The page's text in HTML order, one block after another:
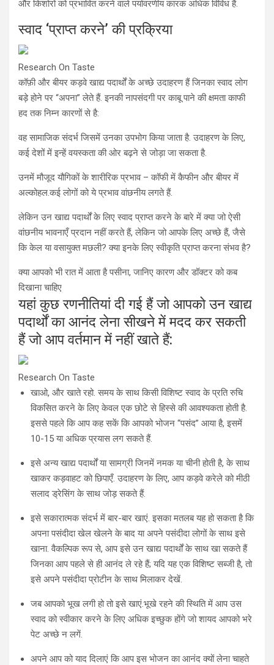
और किशोरों को प्रभावित करने वाले पर्यावरणीय कारक अधिक विविध हैं.
स्वाद ‘प्राप्त करने’ की प्रक्रिया
Research On Taste
कॉफ़ी और बीयर कड़वे खाद्य पदार्थों के अच्छे उदाहरण हैं जिनका स्वाद लोग
बड़े होने पर “अपना” लेते हैं. इनकी नापसंदगी पर काबू पाने की क्षमता काफी
हद तक निम्न कारणों से है:
वह सामाजिक संदर्भ जिसमें उनका उपभोग किया जाता है. उदाहरण के लिए,
कई देशों में इन्हें वयस्कता की ओर बढ़ने से जोड़ा जा सकता है.
उनमें मौजूद यौगिकों के शारीरिक प्रभाव – कॉफी में कैफीन और बीयर में
अल्कोहल.कई लोगों को ये प्रभाव वांछनीय लगते हैं.
लेकिन उन खाद्य पदार्थों के लिए स्वाद प्राप्त करने के बारे में क्या जो ऐसी
वांछनीय भावनाएँ प्रदान नहीं करते हैं, लेकिन जो आपके लिए अच्छे हैं, जैसे
कि केल या वसायुक्त मछली? क्या इनके लिए स्वीकृति प्राप्त करना संभव है?
क्या आपको भी रात में आता है पसीना, जानिए कारण और डॉक्टर को कब
दिखाना चाहिए
यहां कुछ रणनीतियां दी गई हैं जो आपको उन खाद्य
पदार्थों का आनंद लेना सीखने में मदद कर सकती
हैं जो आप वर्तमान में नहीं खाते हैं:
Research On Taste
खाओ, और खाते रहो. समय के साथ किसी विशिष्ट स्वाद के प्रति रुचि
विकसित करने के लिए केवल एक छोटे से हिस्से की आवश्यकता होती है.
इससे पहले कि आप कह सकें कि आपको भोजन “पसंद” आया है, इसमें
10-15 या अधिक प्रयास लग सकते हैं.
इसे अन्य खाद्य पदार्थों या सामग्री जिनमें नमक या चीनी होती है, के साथ
खाकर कड़वाहट को छिपाएँ. उदाहरण के लिए, आप कड़वे करेले को मीठी
सलाद ड्रेसिंग के साथ जोड़ सकते हैं.
इसे सकारात्मक संदर्भ में बार-बार खाएं. इसका मतलब यह हो सकता है कि
अपना पसंदीदा खेल खेलने के बाद या अपने पसंदीदा लोगों के साथ इसे
खाना. वैकल्पिक रूप से, आप इसे उन खाद्य पदार्थों के साथ खा सकते हैं
जिनका आप पहले से ही आनंद ले रहे हैं; यदि यह एक विशिष्ट सब्जी है, तो
इसे अपने पसंदीदा प्रोटीन के साथ मिलाकर देखें.
जब आपको भूख लगी हो तो इसे खाएं.भूखे रहने की स्थिति में आप उस
स्वाद को स्वीकार करने के लिए अधिक इच्छुक होंगे जो शायद आपको भरे
पेट अच्छे न लगें.
अपने आप को याद दिलाएं कि आप इस भोजन का आनंद क्यों लेना चाहते